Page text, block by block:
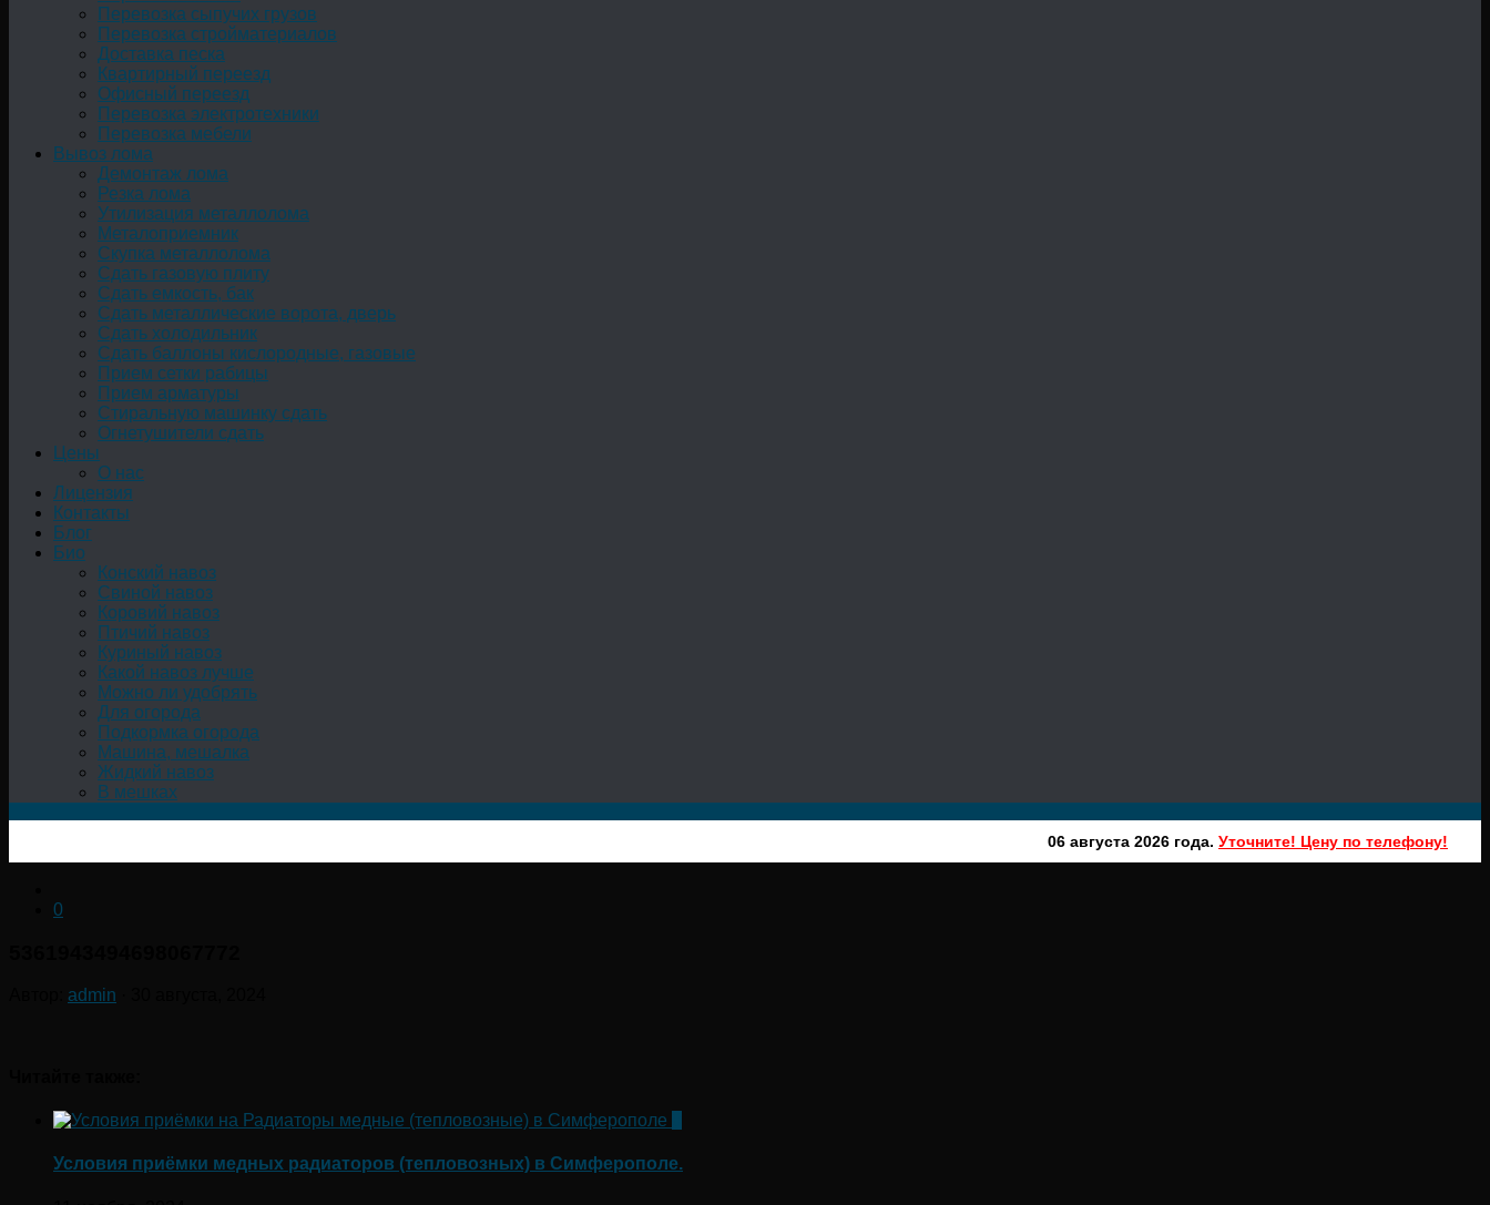
Перевозка сыпучих грузов
Перевозка стройматериалов
Доставка песка
Квартирный переезд
Офисный переезд
Перевозка электротехники
Перевозка мебели
Вывоз лома
Демонтаж лома
Резка лома
Утилизация металлолома
Металоприемник
Скупка металлолома
Сдать газовую плиту
Сдать емкость, бак
Cдать металлические ворота, дверь
Сдать холодильник
Сдать баллоны кислородные, газовые
Прием сетки рабицы
Прием арматуры
Стиральную машинку сдать
Огнетушители сдать
Цены
О нас
Лицензия
Контакты
Блог
Био
Конский навоз
Свиной навоз
Коровий навоз
Птичий навоз
Куриный навоз
Какой навоз лучше
Можно ли удобрять
Для огорода
Подкормка огорода
Машина, мешалка
Жидкий навоз
В мешках
06 августа 2026 года. Уточните! Цену по телефону!
0
admin
Условия приёмки медных радиаторов (тепловозных) в Симферополе.